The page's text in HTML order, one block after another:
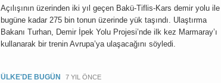
Açılışının üzerinden iki yıl geçen Bakü-Tiflis-Kars demir yolu ile
bugüne kadar 275 bin tonun üzerinde yük taşındı. Ulaştırma
Bakanı Turhan, Demir İpek Yolu Projesi’nde ilk kez Marmaray’ı
kullanarak bir trenin Avrupa’ya ulaşacağını söyledi.
ÜLKE'DE BUGÜN 7 YIL ÖNCE